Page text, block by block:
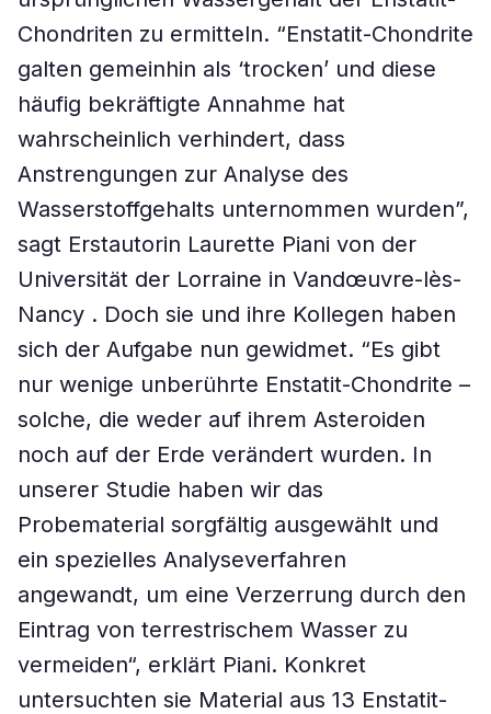
Chondriten zu ermitteln. “Enstatit-Chondrite
galten gemeinhin als ‘trocken’ und diese
häufig bekräftigte Annahme hat
wahrscheinlich verhindert, dass
Anstrengungen zur Analyse des
Wasserstoffgehalts unternommen wurden”,
sagt Erstautorin Laurette Piani von der
Universität der Lorraine in Vandœuvre-lès-
Nancy . Doch sie und ihre Kollegen haben
sich der Aufgabe nun gewidmet. “Es gibt
nur wenige unberührte Enstatit-Chondrite –
solche, die weder auf ihrem Asteroiden
noch auf der Erde verändert wurden. In
unserer Studie haben wir das
Probematerial sorgfältig ausgewählt und
ein spezielles Analyseverfahren
angewandt, um eine Verzerrung durch den
Eintrag von terrestrischem Wasser zu
vermeiden“, erklärt Piani. Konkret
untersuchten sie Material aus 13 Enstatit-